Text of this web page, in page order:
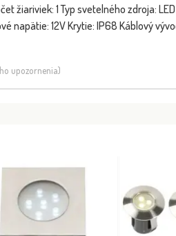
žiariviek: 1 Typ svetelného zdroja:
12V Krytie: IP68 Káblový
upozornenia)